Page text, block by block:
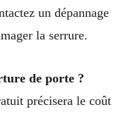
un dépannage
la serrure.
de porte ?
précisera le coût